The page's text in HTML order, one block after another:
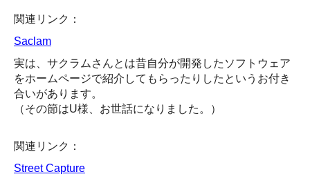
関連リンク：
Saclam
実は、サクラムさんとは昔自分が開発したソフトウェア
をホームページで紹介してもらったりしたというお付き
合いがあります。
（その節はU様、お世話になりました。）
関連リンク：
Street Capture